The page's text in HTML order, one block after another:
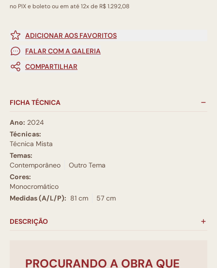
no PIX e boleto ou em até 12x de R$ 1.292,08
ADICIONAR AOS FAVORITOS
FALAR COM A GALERIA
COMPARTILHAR
FICHA TÉCNICA
Ano: 2024
Técnicas:
Técnica Mista
Temas:
Contemporâneo
Outro Tema
Cores:
Monocromático
Medidas (A/L/P): 81 cm 57 cm
DESCRIÇÃO
PROCURANDO A OBRA QUE